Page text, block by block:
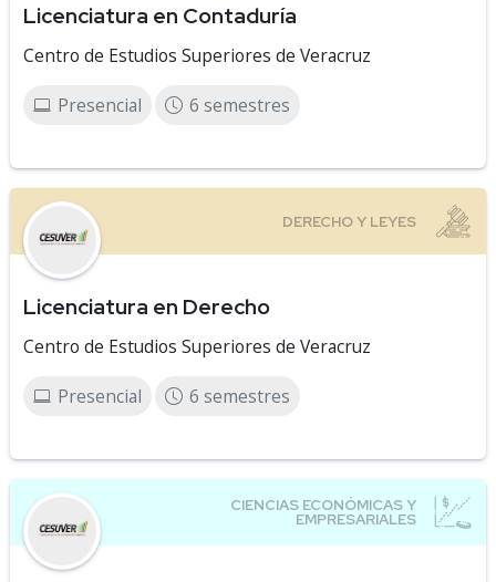
Licenciatura en Contaduría
Centro de Estudios Superiores de Veracruz
Presencial 6 semestres
Licenciatura en Derecho
Centro de Estudios Superiores de Veracruz
Presencial 6 semestres